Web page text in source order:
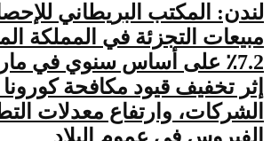
لندن: المكتب البريطاني
مبيعات التجزئة في المملكة
7.2٪ على أساس سنوي في
إثر تخفيف قيود مكافحة
الشركات، وارتفاع معدلات